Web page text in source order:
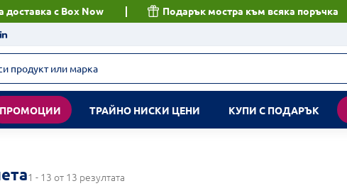
доставка с Box Now Подарък мостра към всяка поръчка
ПРОМОЦИИ ТРАЙНО НИСКИ ЦЕНИ КУПИ С ПОДАРЪК
1 - 13 от 13 резултата